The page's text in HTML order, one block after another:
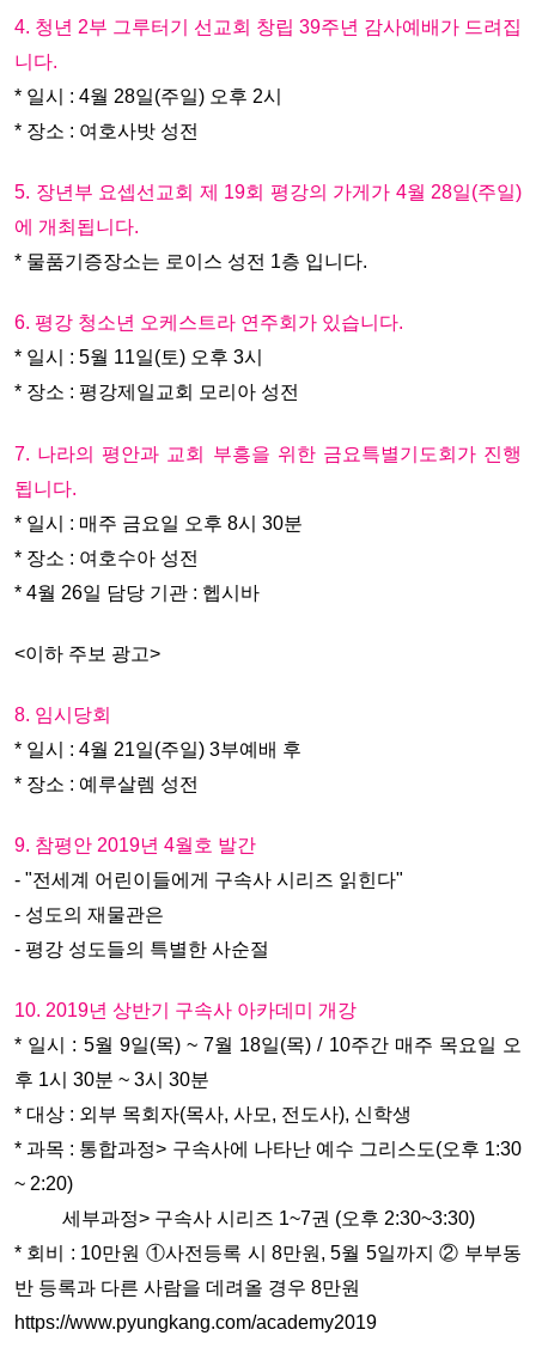
4. 청년 2부 그루터기 선교회 창립 39주년 감사예배가 드려집
니다.
* 일시 : 4월 28일(주일) 오후 2시
* 장소 : 여호사밧 성전
5. 장년부 요셉선교회 제 19회 평강의 가게가 4월 28일(주일)
에 개최됩니다.
* 물품기증장소는 로이스 성전 1층 입니다.
6. 평강 청소년 오케스트라 연주회가 있습니다.
* 일시 : 5월 11일(토) 오후 3시
* 장소 : 평강제일교회 모리아 성전
7. 나라의 평안과 교회 부흥을 위한 금요특별기도회가 진행
됩니다.
* 일시 : 매주 금요일 오후 8시 30분
* 장소 : 여호수아 성전
* 4월 26일 담당 기관 : 헵시바
<이하 주보 광고>
8. 임시당회
* 일시 : 4월 21일(주일) 3부예배 후
* 장소 : 예루살렘 성전
9. 참평안 2019년 4월호 발간
- "전세계 어린이들에게 구속사 시리즈 읽힌다"
- 성도의 재물관은
- 평강 성도들의 특별한 사순절
10. 2019년 상반기 구속사 아카데미 개강
* 일시 : 5월 9일(목) ~ 7월 18일(목) / 10주간 매주 목요일 오
후 1시 30분 ~ 3시 30분
* 대상 : 외부 목회자(목사, 사모, 전도사), 신학생
* 과목 : 통합과정> 구속사에 나타난 예수 그리스도(오후 1:30
~ 2:20)
세부과정> 구속사 시리즈 1~7권 (오후 2:30~3:30)
* 회비 : 10만원 ①사전등록 시 8만원, 5월 5일까지 ② 부부동
반 등록과 다른 사람을 데려올 경우 8만원
https://www.pyungkang.com/academy2019